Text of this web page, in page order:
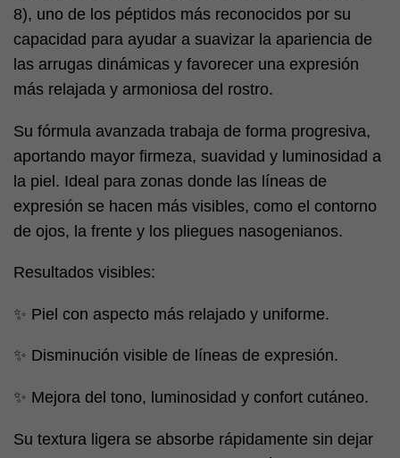
8), uno de los péptidos más reconocidos por su
capacidad para ayudar a suavizar la apariencia de
las arrugas dinámicas y favorecer una expresión
más relajada y armoniosa del rostro.
Su fórmula avanzada trabaja de forma progresiva,
aportando mayor firmeza, suavidad y luminosidad a
la piel. Ideal para zonas donde las líneas de
expresión se hacen más visibles, como el contorno
de ojos, la frente y los pliegues nasogenianos.
Resultados visibles:
✨ Piel con aspecto más relajado y uniforme.
✨ Disminución visible de líneas de expresión.
✨ Mejora del tono, luminosidad y confort cutáneo.
Su textura ligera se absorbe rápidamente sin dejar